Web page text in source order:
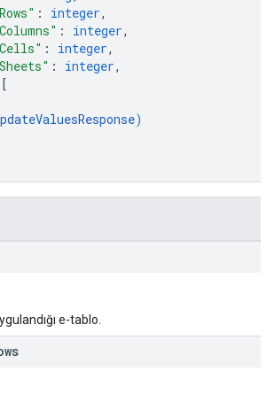
: integer,
: integer,
: integer,
: integer,
[
)
e-tablo.